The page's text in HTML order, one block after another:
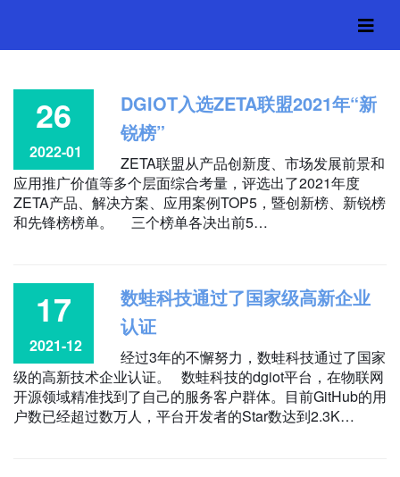
26
2022-01
DGIOT入选ZETA联盟2021年“新
锐榜”
ZETA联盟从产品创新度、市场发展前景和
应用推广价值等多个层面综合考量，评选出了2021年度
ZETA产品、解决方案、应用案例TOP5，暨创新榜、新锐榜
和先锋榜榜单。 三个榜单各决出前5…
17
2021-12
数蛙科技通过了国家级高新企业
认证
经过3年的不懈努力，数蛙科技通过了国家
级的高新技术企业认证。 数蛙科技的dgiot平台，在物联网
开源领域精准找到了自己的服务客户群体。目前GitHub的用
户数已经超过数万人，平台开发者的Star数达到2.3K…